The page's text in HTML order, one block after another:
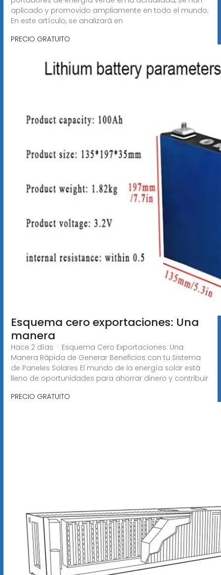
aplicado y promovido ampliamente en todo el mundo.
En este artículo, se analizará en
PRECIO GRATUITO
Esquema cero exportaciones: Una
manera
Hace 2 días · Esquema Cero Exportaciones: Una
Manera Rápida de Generar Beneficios con tu Sistema
de Paneles Solares El mundo de la energía solar está
lleno de oportunidades para ahorrar dinero y contribuir
PRECIO GRATUITO